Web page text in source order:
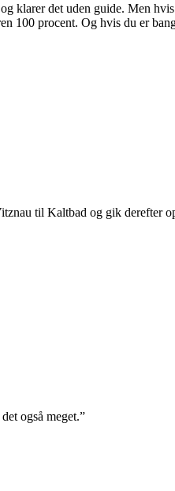
det uden guide. Men
100 procent. Og hvis du er
til Kaltbad og gik
også meget.”